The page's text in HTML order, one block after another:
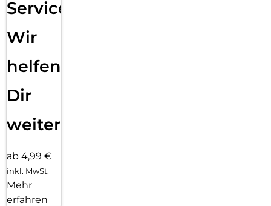
Service:
Wir
helfen
Dir
weiter
ab 4,99 €
inkl. MwSt.
Mehr
erfahren